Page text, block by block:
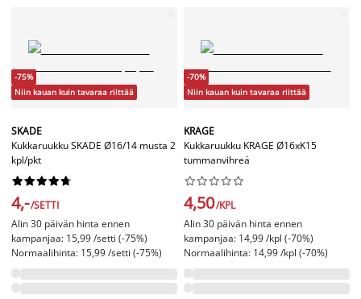
-75%
Niin kauan kuin tavaraa riittää
SKADE
Kukkaruukku SKADE Ø16/14 musta 2
kpl/pkt






4,-/SETTI
Alin 30 päivän hinta ennen
kampanjaa: 15,99 /setti (-75%)
Normaalihinta: 15,99 /setti (-75%)
-70%
Niin kauan kuin tavaraa riittää
KRAGE
Kukkaruukku KRAGE Ø16xK15
tummanvihreä






4,50/KPL
Alin 30 päivän hinta ennen
kampanjaa: 14,99 /kpl (-70%)
Normaalihinta: 14,99 /kpl (-70%)